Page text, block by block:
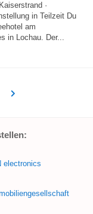
·
in Teilzeit Du
am
in Lochau. Der...
electronics